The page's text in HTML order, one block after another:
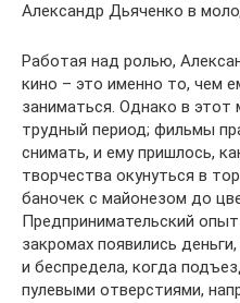
Александр Дьяченко в
Работая над ролью,
кино – это именно то, чем
заниматься. Однако в этот
трудный период; фильмы
снимать, и ему пришлось,
творчества окунуться в
баночек с майонезом до
Предпринимательский
закромах появились
и беспредела, когда
пулевыми отверстиями,